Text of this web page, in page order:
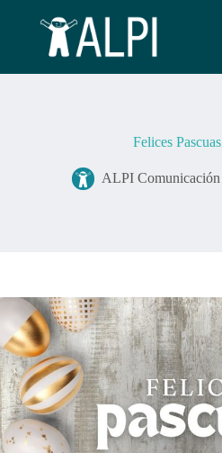
Felices Pascuas
ALPI Comunicación